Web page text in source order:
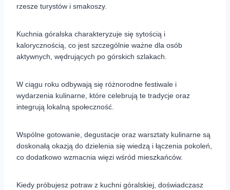
rzesze turystów i smakoszy.
Kuchnia góralska charakteryzuje się sytością i
kalorycznością, co jest szczególnie ważne dla osób
aktywnych, wędrujących po górskich szlakach.
W ciągu roku odbywają się różnorodne festiwale i
wydarzenia kulinarne, które celebrują te tradycje oraz
integrują lokalną społeczność.
Wspólne gotowanie, degustacje oraz warsztaty kulinarne są
doskonałą okazją do dzielenia się wiedzą i łączenia pokoleń,
co dodatkowo wzmacnia więzi wśród mieszkańców.
Kiedy próbujesz potraw z kuchni góralskiej, doświadczasz